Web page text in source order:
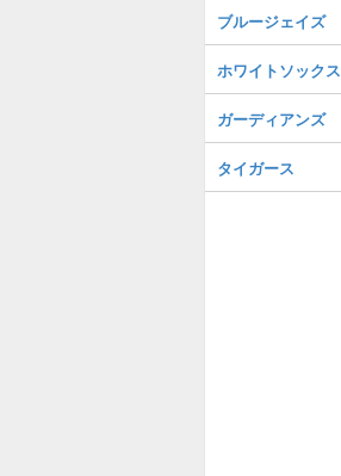
ブルージェイズ
ホワイトソックス
ガーディアンズ
タイガース